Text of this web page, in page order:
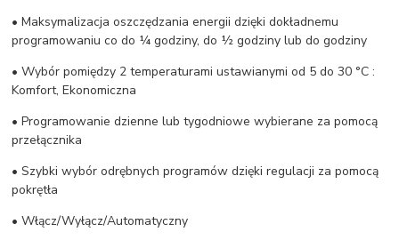
• Maksymalizacja oszczędzania energii dzięki dokładnemu
programowaniu co do ¼ godziny, do ½ godziny lub do godziny
• Wybór pomiędzy 2 temperaturami ustawianymi od 5 do 30 °C :
Komfort, Ekonomiczna
• Programowanie dzienne lub tygodniowe wybierane za pomocą
przełącznika
• Szybki wybór odrębnych programów dzięki regulacji za pomocą
pokrętła
• Włącz/Wyłącz/Automatyczny